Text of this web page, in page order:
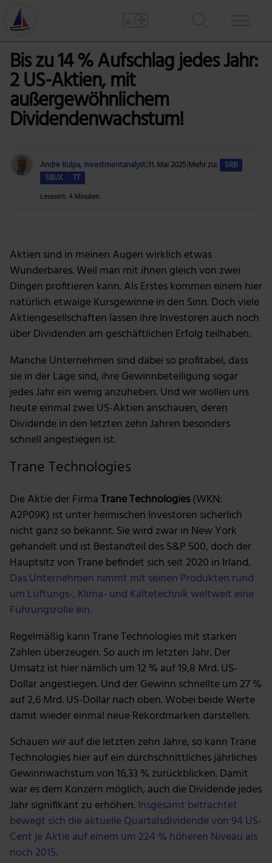
Bis zu 14 % Aufschlag jedes Jahr:
2 US-Aktien, mit
außergewöhnlichem
Dividendenwachstum!
Andre Kulpa, Investmentanalyst31. Mai 2025Mehr zu:
SRB
SBUX
TT
Lesezeit: 4 Minuten
Aktien sind in meinen Augen wirklich etwas
Wunderbares. Weil man mit ihnen gleich von zwei
Dingen profitieren kann. Als Erstes kommen einem hier
natürlich etwaige Kursgewinne in den Sinn. Doch viele
Aktiengesellschaften lassen ihre Investoren auch noch
über Dividenden am geschäftlichen Erfolg teilhaben.
Manche Unternehmen sind dabei so profitabel, dass
sie in der Lage sind, ihre Gewinnbeteiligung sogar
jedes Jahr ein wenig anzuheben. Und wir wollen uns
heute einmal zwei US-Aktien anschauen, deren
Dividende in den letzten zehn Jahren besonders
schnell angestiegen ist.
Trane Technologies
Die Aktie der FirmaTrane Technologies(WKN:
A2P09K) ist unter heimischen Investoren sicherlich
nicht ganz so bekannt. Sie wird zwar in New York
gehandelt und ist Bestandteil des S&P 500, doch der
Hauptsitz von Trane befindet sich seit 2020 in Irland.
Das Unternehmen nimmt mit seinen Produkten rund
um Lüftungs-, Klima- und Kältetechnik weltweit eine
Führungsrolle ein.
Regelmäßig kann Trane Technologies mit starken
Zahlen überzeugen. So auch im letzten Jahr. Der
Umsatz ist hier nämlich um 12 % auf 19,8 Mrd. US-
Dollar angestiegen. Und der Gewinn schnellte um 27 %
auf 2,6 Mrd. US-Dollar nach oben. Wobei beide Werte
damit wieder einmal neue Rekordmarken darstellen.
Schauen wir auf die letzten zehn Jahre, so kann Trane
Technologies hier auf ein durchschnittliches jährliches
Gewinnwachstum von 16,33 % zurückblicken. Damit
war es dem Konzern möglich, auch die Dividende jedes
Jahr signifikant zu erhöhen.Insgesamt betrachtet
bewegt sich die aktuelle Quartalsdividende von 94 US-
Cent je Aktie auf einem um 224 % höheren Niveau als
noch 2015.